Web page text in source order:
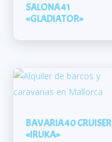
SALONA 41
«GLADIATOR»
BAVARIA 40 CRUISER
«IRUKA»